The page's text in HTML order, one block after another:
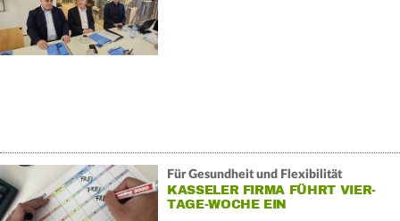
Für Gesundheit und Flexibilität
KASSELER FIRMA FÜHRT VIER-
TAGE-WOCHE EIN